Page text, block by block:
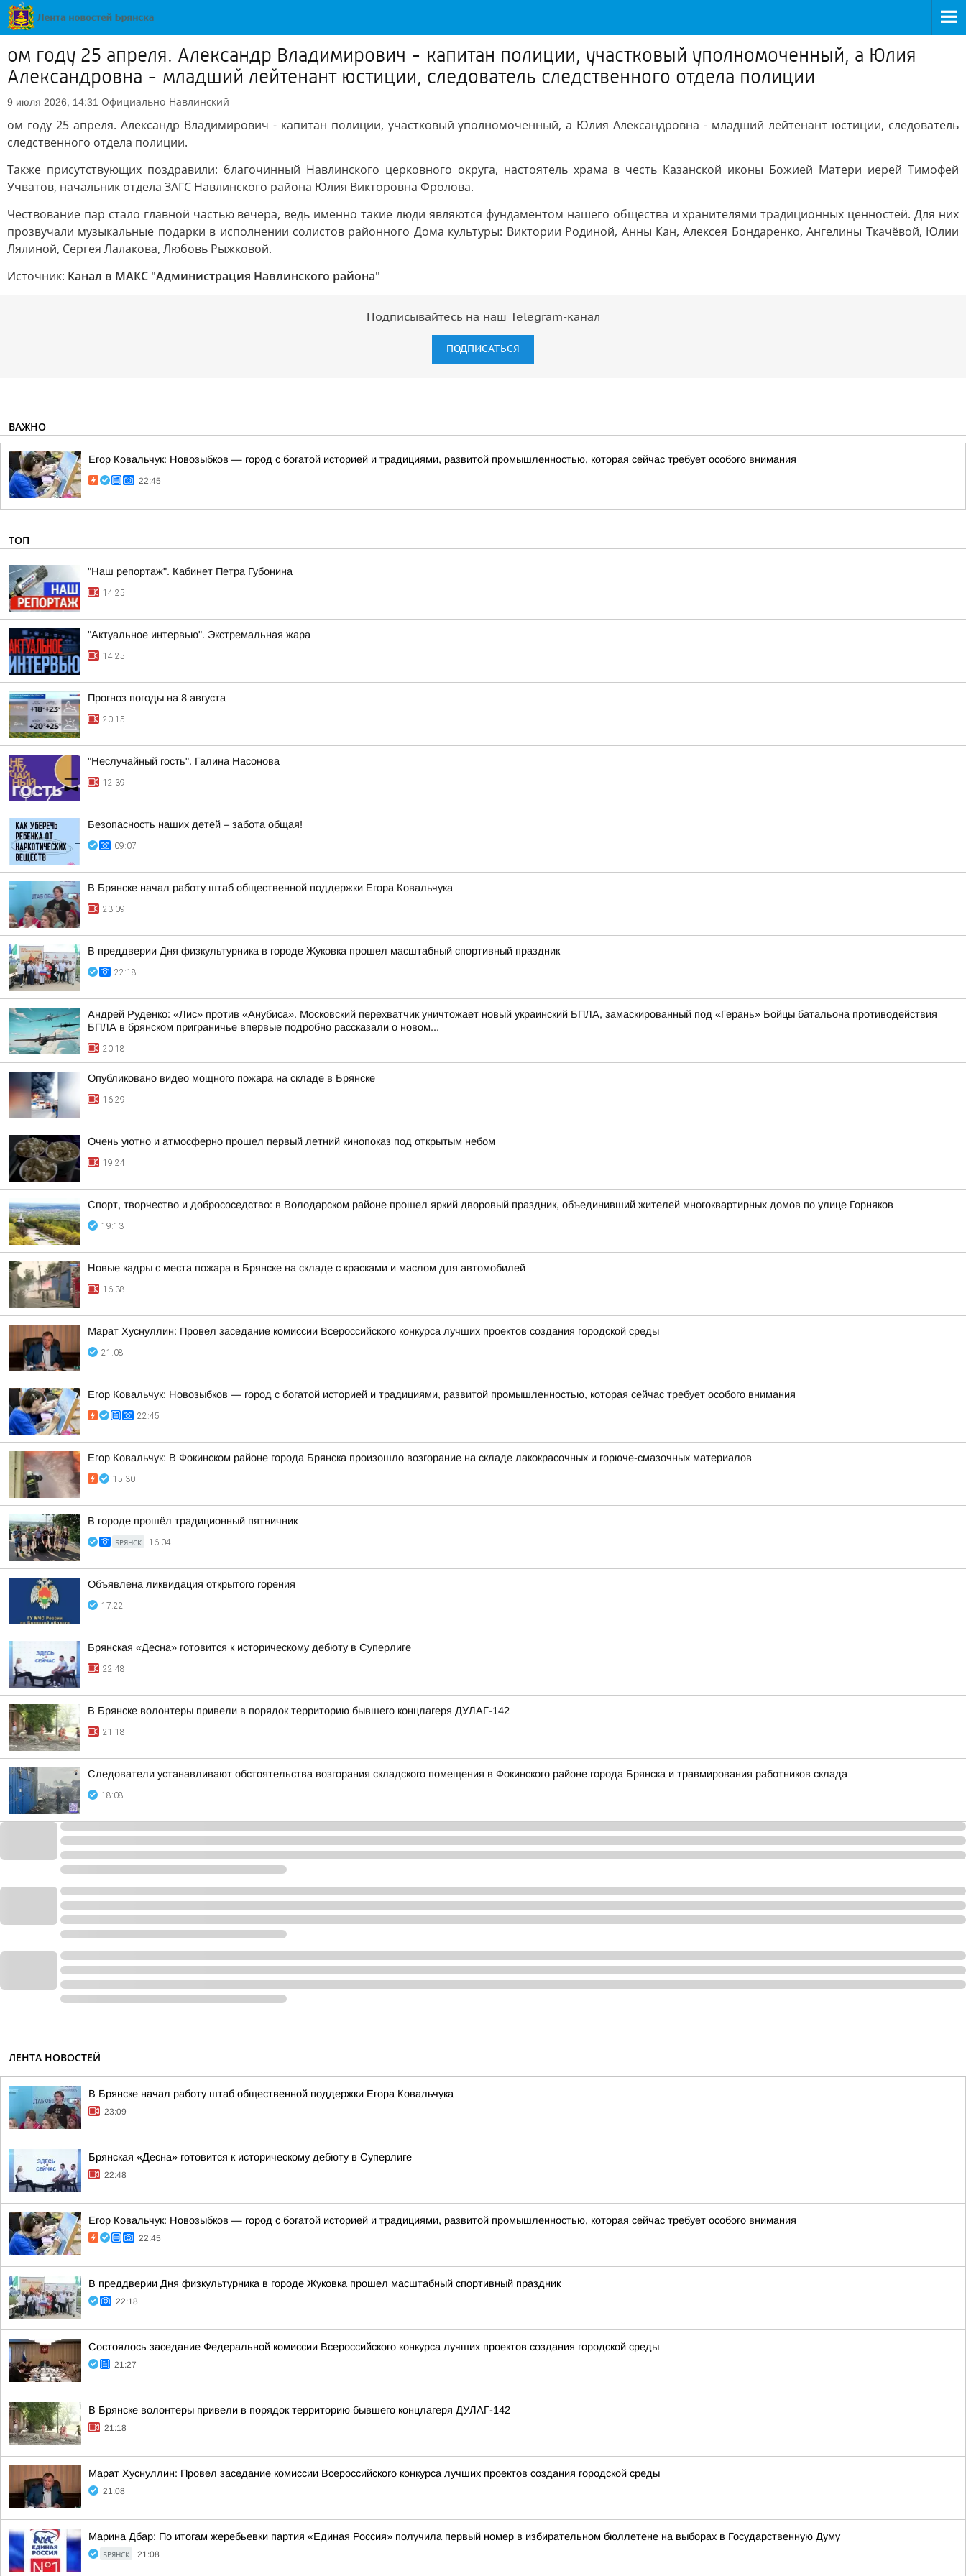
ом году 25 апреля. Александр Владимирович - капитан полиции, участковый уполномоченный, а Юлия
Александровна - младший лейтенант юстиции, следователь следственного отдела полиции
9 июля 2026, 14:31 Официально Навлинский
ом году 25 апреля. Александр Владимирович - капитан полиции, участковый уполномоченный, а Юлия Александровна - младший лейтенант юстиции, следователь
следственного отдела полиции.
Также присутствующих поздравили: благочинный Навлинского церковного округа, настоятель храма в честь Казанской иконы Божией Матери иерей Тимофей
Учватов, начальник отдела ЗАГС Навлинского района Юлия Викторовна Фролова.
Чествование пар стало главной частью вечера, ведь именно такие люди являются фундаментом нашего общества и хранителями традиционных ценностей. Для них
прозвучали музыкальные подарки в исполнении солистов районного Дома культуры: Виктории Родиной, Анны Кан, Алексея Бондаренко, Ангелины Ткачёвой, Юлии
Лялиной, Сергея Лалакова, Любовь Рыжковой.
Источник: Канал в МАКС "Администрация Навлинского района"
Подписывайтесь на наш Telegram-канал
ПОДПИСАТЬСЯ
ВАЖНО
Егор Ковальчук: Новозыбков — город с богатой историей и традициями, развитой промышленностью, которая сейчас требует особого внимания
22:45
ТОП
"Наш репортаж". Кабинет Петра Губонина
14:25
"Актуальное интервью". Экстремальная жара
14:25
Прогноз погоды на 8 августа
20:15
"Неслучайный гость". Галина Насонова
12:39
Безопасность наших детей – забота общая!
09:07
В Брянске начал работу штаб общественной поддержки Егора Ковальчука
23:09
В преддверии Дня физкультурника в городе Жуковка прошел масштабный спортивный праздник
22:18
Андрей Руденко: «Лис» против «Анубиса». Московский перехватчик уничтожает новый украинский БПЛА, замаскированный под «Герань» Бойцы батальона противодействия
БПЛА в брянском приграничье впервые подробно рассказали о новом...
20:18
Опубликовано видео мощного пожара на складе в Брянске
16:29
Очень уютно и атмосферно прошел первый летний кинопоказ под открытым небом
19:24
Спорт, творчество и добрососедство: в Володарском районе прошел яркий дворовый праздник, объединивший жителей многоквартирных домов по улице Горняков
19:13
Новые кадры с места пожара в Брянске на складе с красками и маслом для автомобилей
16:38
Марат Хуснуллин: Провел заседание комиссии Всероссийского конкурса лучших проектов создания городской среды
21:08
Егор Ковальчук: Новозыбков — город с богатой историей и традициями, развитой промышленностью, которая сейчас требует особого внимания
22:45
Егор Ковальчук: В Фокинском районе города Брянска произошло возгорание на складе лакокрасочных и горюче-смазочных материалов
15:30
В городе прошёл традиционный пятничник
БРЯНСК 16:04
Объявлена ликвидация открытого горения
17:22
Брянская «Десна» готовится к историческому дебюту в Суперлиге
22:48
В Брянске волонтеры привели в порядок территорию бывшего концлагеря ДУЛАГ-142
21:18
Следователи устанавливают обстоятельства возгорания складского помещения в Фокинского районе города Брянска и травмирования работников склада
18:08
ЛЕНТА НОВОСТЕЙ
В Брянске начал работу штаб общественной поддержки Егора Ковальчука
23:09
Брянская «Десна» готовится к историческому дебюту в Суперлиге
22:48
Егор Ковальчук: Новозыбков — город с богатой историей и традициями, развитой промышленностью, которая сейчас требует особого внимания
22:45
В преддверии Дня физкультурника в городе Жуковка прошел масштабный спортивный праздник
22:18
Состоялось заседание Федеральной комиссии Всероссийского конкурса лучших проектов создания городской среды
21:27
В Брянске волонтеры привели в порядок территорию бывшего концлагеря ДУЛАГ-142
21:18
Марат Хуснуллин: Провел заседание комиссии Всероссийского конкурса лучших проектов создания городской среды
21:08
Марина Дбар: По итогам жеребьевки партия «Единая Россия» получила первый номер в избирательном бюллетене на выборах в Государственную Думу
БРЯНСК 21:08